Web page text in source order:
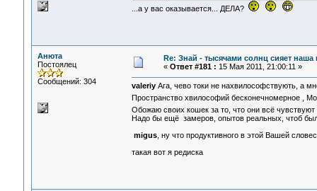
...а у вас оказывается... ДЕЛА?
Анюта
Постоялец
Сообщений: 304
Re: Знай - тысячами солнц сияет наша
« Ответ #181 : 15 Мая 2011, 21:00:11 »
valeriyАга, чево токи не нахвилософствують, а
Пространство хвилософий бесконечномерное ,
Обожаю своих кошек за то, что они всё
Надо бы ещё замеров, опытов реальных, чтоб
migus, ну что продуктивного в этой Вашей
такая вот я редиска